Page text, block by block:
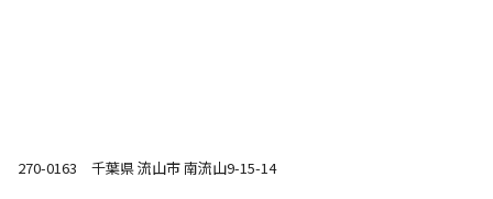
270-0163 千葉県 流山市 南流山9-15-14